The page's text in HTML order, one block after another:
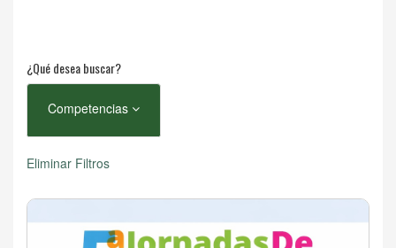
¿Qué desea buscar?
Competencias
Eliminar Filtros